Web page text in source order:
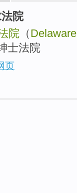
院
院 （
士法院
页